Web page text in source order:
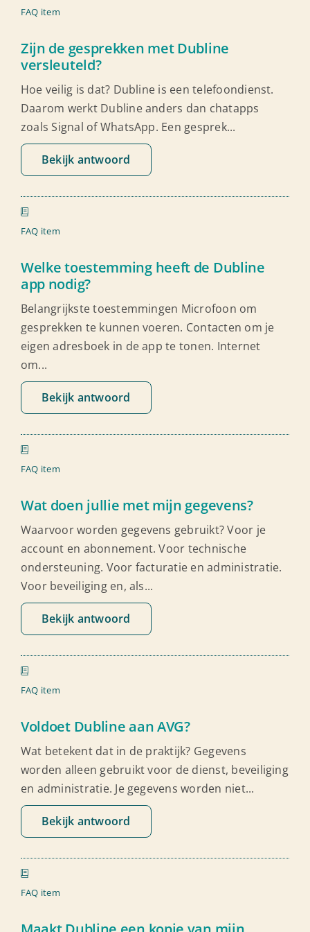
Ondersteuning
FAQ item
Zijn de gesprekken met Dubline
versleuteld?
Hoe veilig is dat? Dubline is een telefoondienst.
Daarom werkt Dubline anders dan chatapps
zoals Signal of WhatsApp. Een gesprek...
Bekijk antwoord
FAQ item
Welke toestemming heeft de Dubline
app nodig?
Belangrijkste toestemmingen Microfoon om
gesprekken te kunnen voeren. Contacten om je
eigen adresboek in de app te tonen. Internet
om...
Bekijk antwoord
FAQ item
Wat doen jullie met mijn gegevens?
Waarvoor worden gegevens gebruikt? Voor je
account en abonnement. Voor technische
ondersteuning. Voor facturatie en administratie.
Voor beveiliging en, als...
Bekijk antwoord
FAQ item
Voldoet Dubline aan AVG?
Wat betekent dat in de praktijk? Gegevens
worden alleen gebruikt voor de dienst, beveiliging
en administratie. Je gegevens worden niet...
Bekijk antwoord
FAQ item